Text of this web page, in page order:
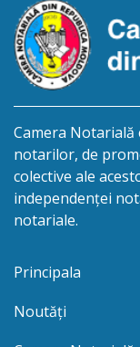
Camera
notarilor, de
colective ale
independenței
notariale.
Principala
Noutăți